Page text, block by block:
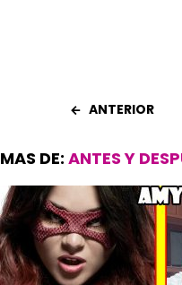
ANTERIOR
MAS DE: ANTES Y